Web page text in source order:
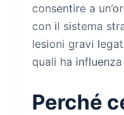
consentire a
con il sistema
lesioni gravi
quali ha
Perché